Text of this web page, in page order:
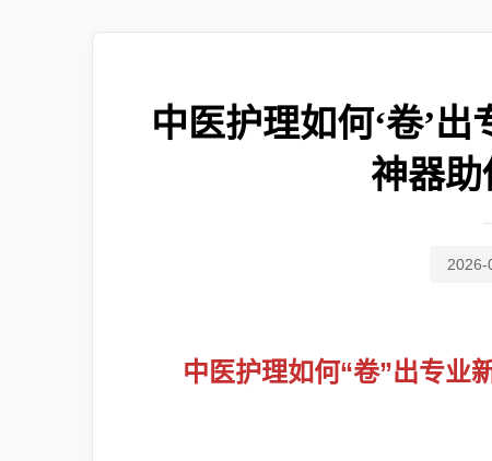
中医护理如何‘卷’
神器助
2026-
中医护理如何“卷”出专业